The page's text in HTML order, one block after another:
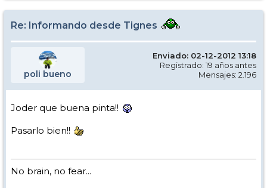
Re: Informando desde Tignes
poli bueno
Enviado: 02-12-2012 13:18
Registrado: 19 años antes
Mensajes: 2.196
Joder que buena pinta!!
Pasarlo bien!!
No brain, no fear...